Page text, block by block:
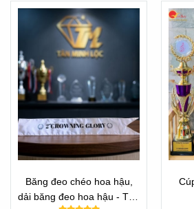
Băng đeo chéo hoa hậu,
dải băng đeo hoa hậu - Tân